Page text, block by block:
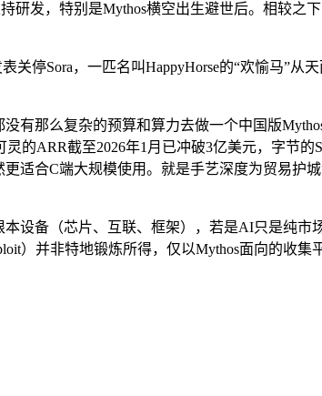
发，特别是Mythos横空出生避世后。相较之
停Sora，一匹名叫HappyHorse的“欢愉马”从
么复杂的预算和算力去做一个中国版
ARR截至2026年1月已冲破3亿美元，字节的
适合C端大规模使用。就是手艺深度为贸易护
备（芯片、互联、框架），若是AI只是纯市
）并非特地锻炼所得，仅以Mythos面向的收